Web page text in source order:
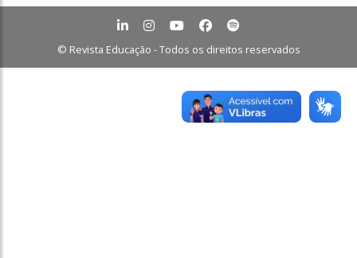
© Revista Educação - Todos os direitos reservados